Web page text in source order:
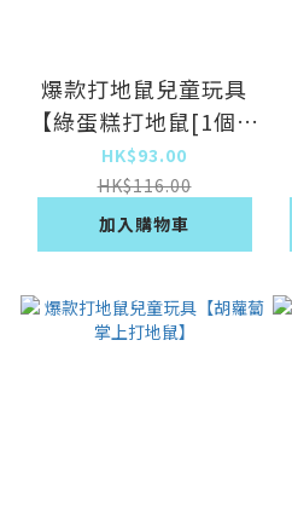
爆款打地鼠兒童玩具
【綠蛋糕打地鼠[1個鎚
子]】
HK$93.00
HK$116.00
加入購物車